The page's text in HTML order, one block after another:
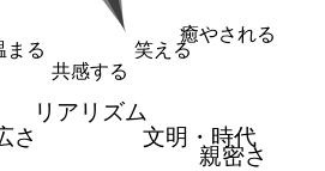
癒やされる
笑える
共感する
まる
リアリズム
文明・時代
親密さ
さ